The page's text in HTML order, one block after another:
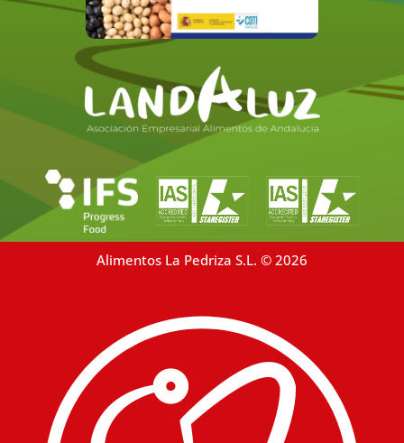
Alimentos La Pedriza S.L. © 2026